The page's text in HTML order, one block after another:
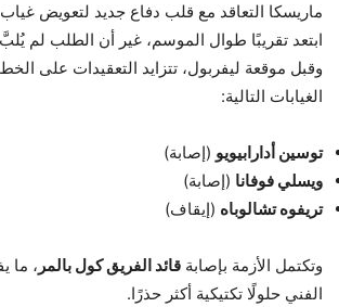
ماريسكا التعاقد مع قلب دفاع جديد لتعويض غياب
ابتعد تقريبًا طوال الموسم، غير أن الطلب لم
وقبل موقعة ليفربول، تتزايد التعقيدات على
الغيابات التالية:
توسين أدارابيويو (إصابة)
ويسلي فوفانا (إصابة)
تريفوه تشالوباه (إيقاف)
وتكتمل الأزمة بإصابة قائد الفريق كول بالمر ، ما
الفني حلولًا تكتيكية أكثر حذرًا.